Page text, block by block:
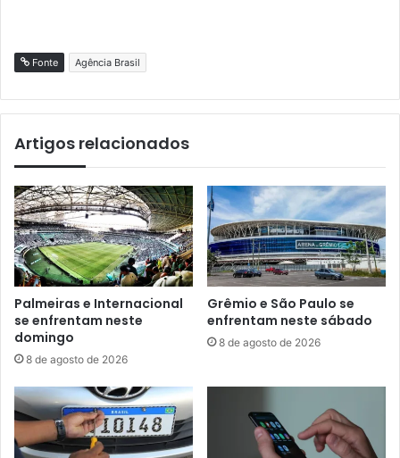
Fonte Agência Brasil
Artigos relacionados
Palmeiras e Internacional
se enfrentam neste
domingo
8 de agosto de 2026
Grêmio e São Paulo se
enfrentam neste sábado
8 de agosto de 2026